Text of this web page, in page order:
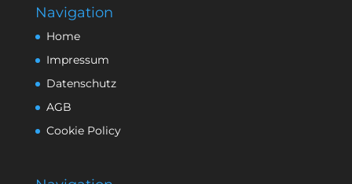
Navigation
Home
Impressum
Datenschutz
AGB
Cookie Policy